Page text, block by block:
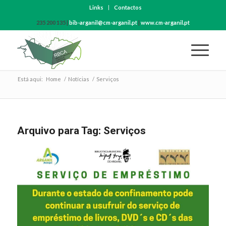
Links Contactos
235 200 135 | bib-arganil@cm-arganil.pt| www.cm-arganil.pt
Está aqui: Home / Notícias / Serviços
Arquivo para Tag: Serviços